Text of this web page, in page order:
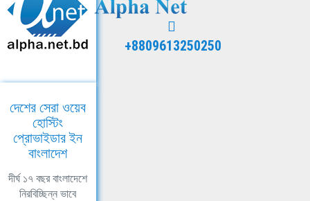
+8809613250250
দেশের সেরা ওয়েব
হোস্টিং
প্রোভাইডার ইন
বাংলাদেশ
দীর্ঘ ১৭ বছর বাংলাদেশে
নিরবিচ্ছিন্ন ভাবে